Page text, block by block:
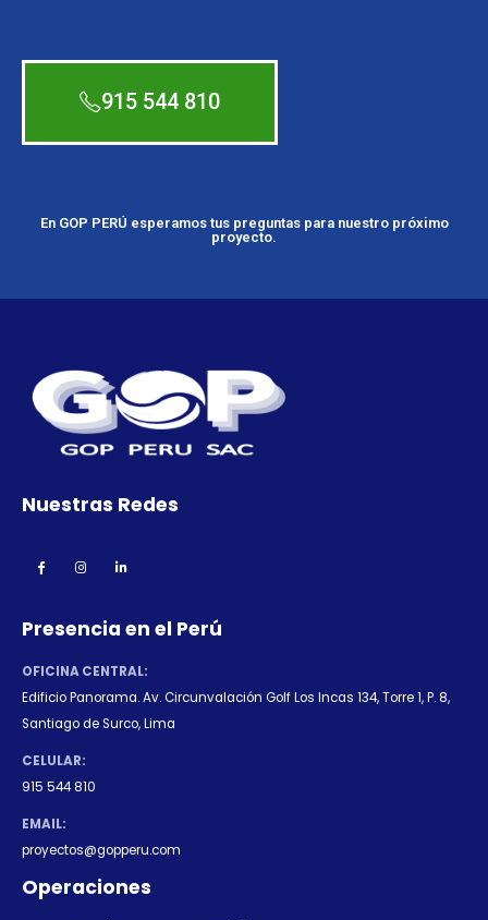
915 544 810
En GOP PERÚ esperamos tus preguntas para nuestro próximo
proyecto.
Nuestras Redes
Presencia en el Perú
OFICINA CENTRAL:
Edificio Panorama. Av. Circunvalación Golf Los Incas 134, Torre 1, P. 8,
Santiago de Surco, Lima
CELULAR:
915 544 810
EMAIL:
proyectos@gopperu.com
Operaciones